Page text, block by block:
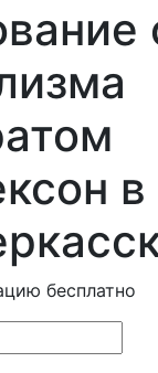
в
бесплатно